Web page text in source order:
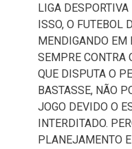
LIGA
ISSO, O FUTEBOL
MENDIGANDO EM
SEMPRE CONTRA
QUE DISPUTA O
BASTASSE, NÃO
JOGO DEVIDO O
INTERDITADO.
PLANEJAMENTO